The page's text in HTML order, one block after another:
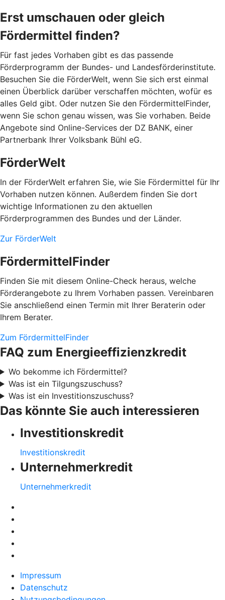
Erst umschauen oder gleich
Fördermittel finden?
Für fast jedes Vorhaben gibt es das passende
Förderprogramm der Bundes- und Landesförderinstitute.
Besuchen Sie die FörderWelt, wenn Sie sich erst einmal
einen Überblick darüber verschaffen möchten, wofür es
alles Geld gibt. Oder nutzen Sie den FördermittelFinder,
wenn Sie schon genau wissen, was Sie vorhaben. Beide
Angebote sind Online-Services der DZ BANK, einer
Partnerbank Ihrer Volksbank Bühl eG.
FörderWelt
In der FörderWelt erfahren Sie, wie Sie Fördermittel für Ihr
Vorhaben nutzen können. Außerdem finden Sie dort
wichtige Informationen zu den aktuellen
Förderprogrammen des Bundes und der Länder.
Zur FörderWelt
FördermittelFinder
Finden Sie mit diesem Online-Check heraus, welche
Förderangebote zu Ihrem Vorhaben passen. Vereinbaren
Sie anschließend einen Termin mit Ihrer Beraterin oder
Ihrem Berater.
Zum FördermittelFinder
FAQ zum Energieeffizienzkredit
Wo bekomme ich Fördermittel?
Was ist ein Tilgungszuschuss?
Was ist ein Investitionszuschuss?
Das könnte Sie auch interessieren
Investitionskredit
Investitionskredit
Unternehmerkredit
Unternehmerkredit
Impressum
Datenschutz